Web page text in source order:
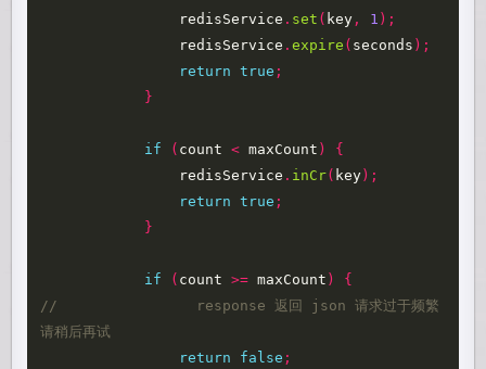
redisService . set ( key , 1 );
redisService .expire ( seconds );
return
true ;
}
if ( count < maxCount )
{
redisService . inCr( key);
return
true ;
}
if ( count >= maxCount )
{
//                response 返回 json 请求过于频繁
请稍后再试
return
false ;